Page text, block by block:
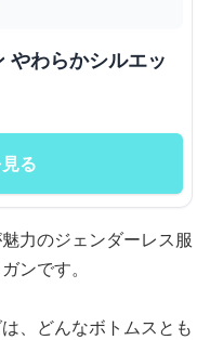
やわらかシルエッ
る
力のジェンダーレス服
ンです。
、どんなボトムスとも